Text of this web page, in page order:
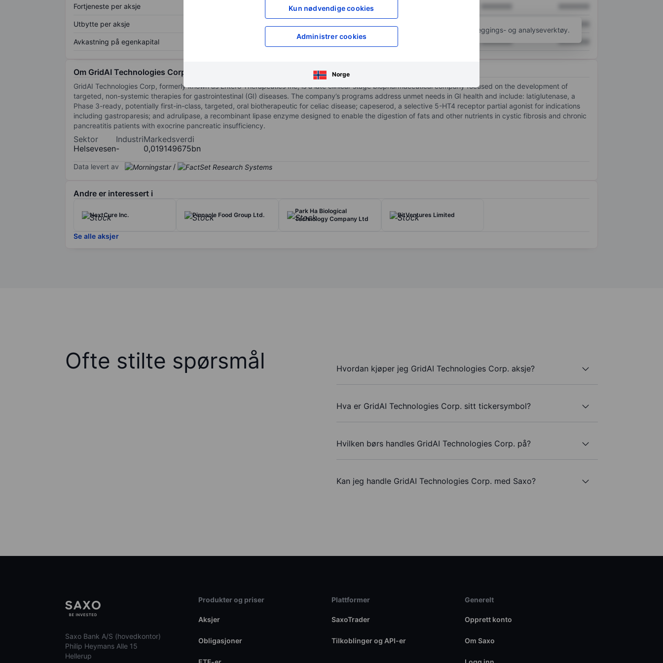
Kun nødvendige cookies
Administrer cookies
Norge
Fortjeneste per aksje XXXXXXX
Utbytte per aksje
Avkastning på egenkapital XXXXXXX XXXXXXX XXXXXXX
for å få tilgang til flere kartleggings- og analyseverktøy.
Om GridAI Technologies Corp.
GridAI Technologies Corp, formerly known as Entero Therapeutics Inc, is a late clinical-stage biopharmaceutical company focused on the development of
targeted, non-systemic therapies for gastrointestinal (GI) diseases. The company’s programs address unmet needs in GI health and include: latiglutenase, a
Phase 3-ready, potentially first-in-class, targeted, oral biotherapeutic for celiac disease; capeserod, a selective 5-HT4 receptor partial agonist for indications
including gastroparesis; and adrulipase, a recombinant lipase enzyme designed to enable the digestion of fats and other nutrients in cystic fibrosis and chronic
pancreatitis patients with exocrine pancreatic insufficiency.
Sektor
Helsevesen
Industri
-
Markedsverdi
0,019149675bn
Data levert av /
Andre er interessert i
NextCure Inc. Pinnacle Food Group Ltd.
Park Ha Biological
Technology Company Ltd
BitVentures Limited
Se alle aksjer
Ofte stilte spørsmål Hvordan kjøper jeg GridAI Technologies Corp. aksje?
Hva er GridAI Technologies Corp. sitt tickersymbol?
Hvilken børs handles GridAI Technologies Corp. på?
Kan jeg handle GridAI Technologies Corp. med Saxo?
Saxo Bank A/S (hovedkontor)
Philip Heymans Alle 15
Hellerup
Produkter og priser
Aksjer
Obligasjoner
Plattformer
SaxoTrader
Tilkoblinger og API-er
Generelt
Opprett konto
Om Saxo